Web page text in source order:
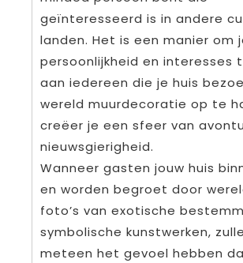
geïnteresseerd is in andere
landen. Het is een manier om
persoonlijkheid en interesses
aan iedereen die je huis
wereld muurdecoratie op te
creëer je een sfeer van
nieuwsgierigheid.
Wanneer gasten jouw huis
en worden begroet door
foto’s van exotische
symbolische kunstwerken,
meteen het gevoel hebben